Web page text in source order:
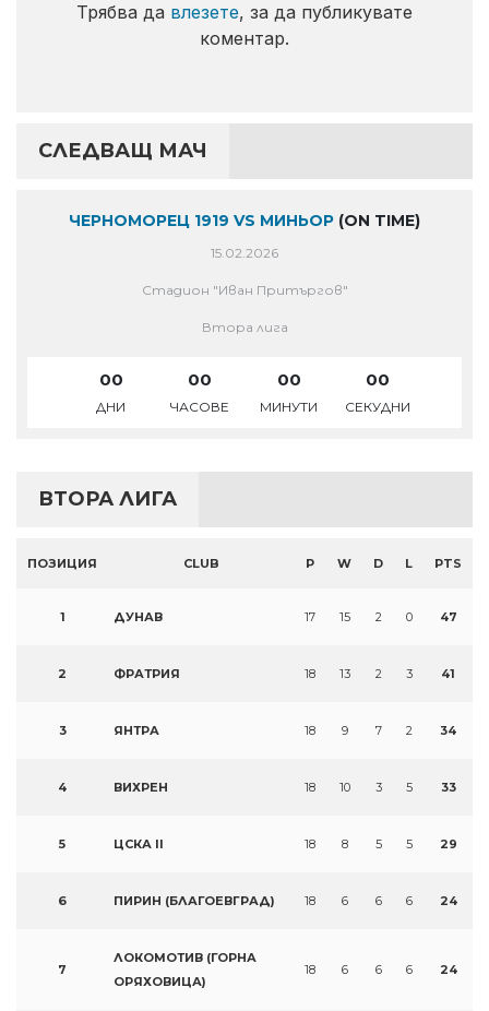
Трябва да влезете, за да публикувате
коментар.
СЛЕДВАЩ МАЧ
ЧЕРНОМОРЕЦ 1919 VS МИНЬОР (ON TIME)
15.02.2026
Стадион "Иван Притъргов"
Втора лига
00
ДНИ
00
ЧАСОВЕ
00
МИНУТИ
00
СЕКУДНИ
ВТОРА ЛИГА
ПОЗИЦИЯ CLUB P W D L PTS
1 ДУНАВ 17 15 2 0 47
2 ФРАТРИЯ 18 13 2 3 41
3 ЯНТРА 18 9 7 2 34
4 ВИХРЕН 18 10 3 5 33
5 ЦСКА II 18 8 5 5 29
6 ПИРИН (БЛАГОЕВГРАД) 18 6 6 6 24
7
ЛОКОМОТИВ (ГОРНА
ОРЯХОВИЦА)
18 6 6 6 24